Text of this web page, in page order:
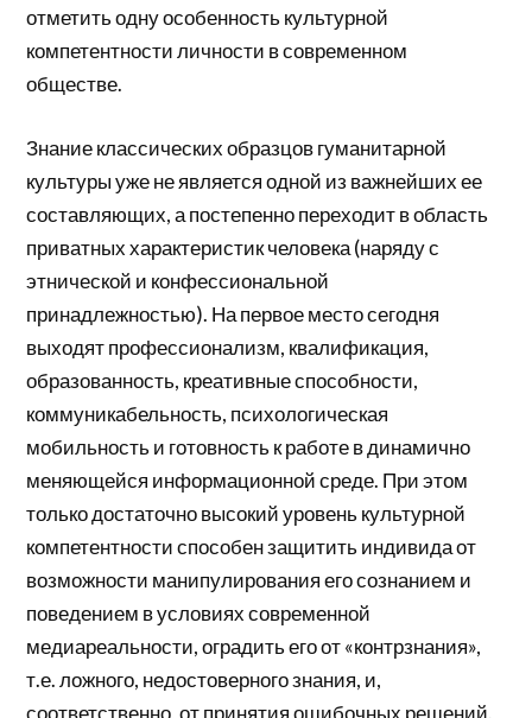
отметить одну особенность культурной
компетентности личности в современном
обществе.
Знание классических образцов гуманитарной
культуры уже не является одной из важнейших ее
составляющих, а постепенно переходит в область
приватных характеристик человека (наряду с
этнической и конфессиональной
принадлежностью). На первое место сегодня
выходят профессионализм, квалификация,
образованность, креативные способности,
коммуникабельность, психологическая
мобильность и готовность к работе в динамично
меняющейся информационной среде. При этом
только достаточно высокий уровень культурной
компетентности способен защитить индивида от
возможности манипулирования его сознанием и
поведением в условиях современной
медиареальности, оградить его от «контрзнания»,
т.е. ложного, недостоверного знания, и,
соответственно, от принятия ошибочных решений.